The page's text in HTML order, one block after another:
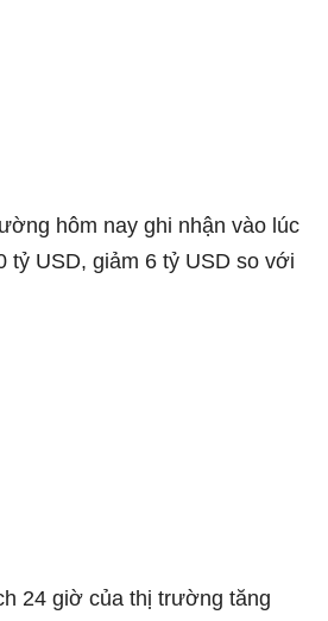
hôm nay ghi nhận vào lúc
tỷ USD, giảm 6 tỷ USD so với
24 giờ của thị trường tăng